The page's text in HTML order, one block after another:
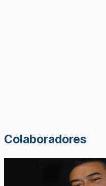
Colaboradores